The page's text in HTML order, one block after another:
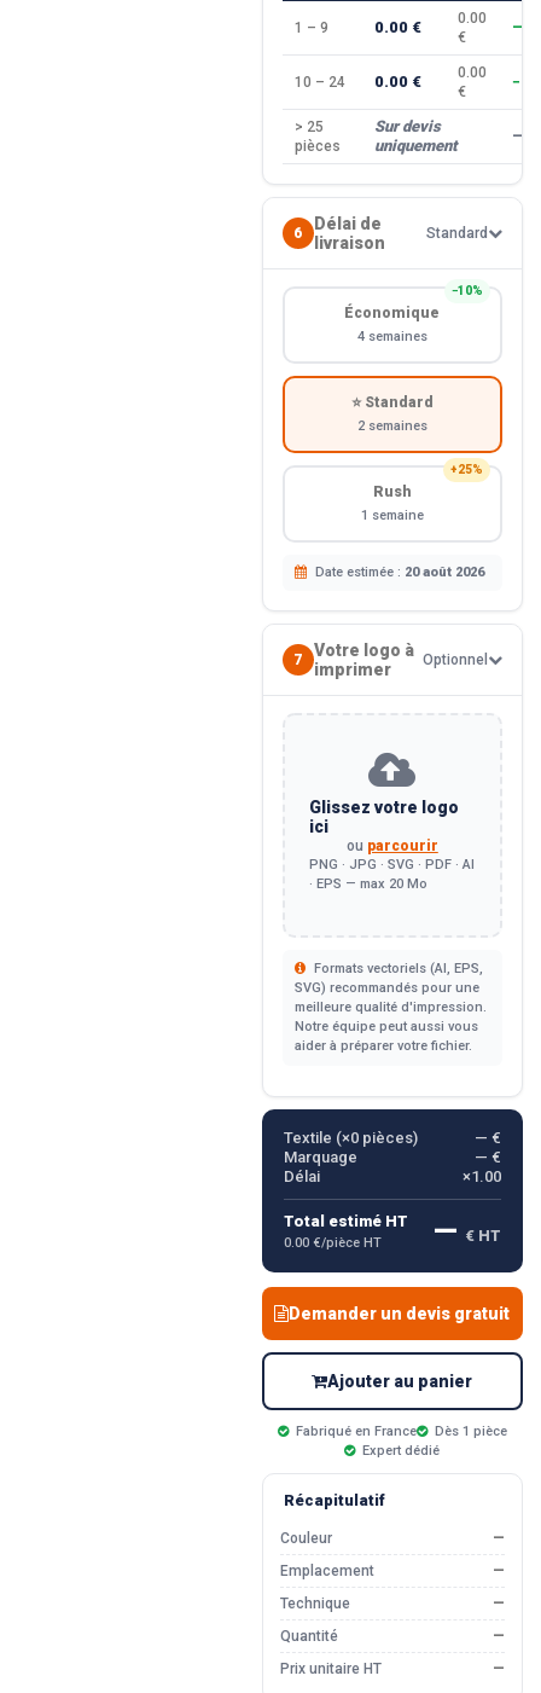
1 – 9 0.00 €
0.00
€
—
10 – 24 0.00 €
0.00
€
> 25
pièces
Sur devis
uniquement
—
6
Délai de
livraison
Standard
−10%
Économique
4 semaines
⭐ Standard
2 semaines
+25%
Rush
1 semaine
Date estimée : 20 août 2026
7
Votre logo à
imprimer
Optionnel
Glissez votre logo
ici
ou parcourir
PNG · JPG · SVG · PDF · AI
· EPS — max 20 Mo
Formats vectoriels (AI, EPS,
SVG) recommandés pour une
meilleure qualité d'impression.
Notre équipe peut aussi vous
aider à préparer votre fichier.
Textile (×0pièces)
— €
Marquage
— €
Délai
×1.00
Total estimé HT
0.00 €/pièce HT — € HT
Demander un devis gratuit
Ajouter au panier
Fabriqué en France
Dès 1 pièce
Expert dédié
Récapitulatif
Couleur
—
Emplacement
—
Technique
—
Quantité
—
Prix unitaire HT
—